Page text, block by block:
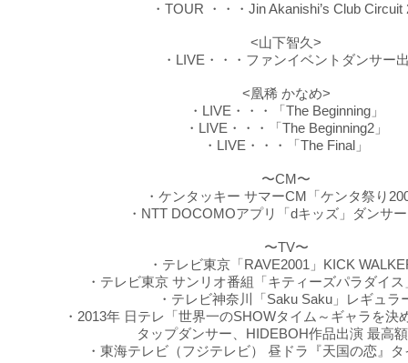
・TOUR ・・・Jin Akanishi’s Club Circuit
<山下智久>
・LIVE・・・ファンイベントダンサー
<凰稀 かなめ>
・LIVE・・・「The Beginning」
・LIVE・・・「The Beginning2」
・LIVE・・・「The Final」
〜CM〜
・ケンタッキー サマーCM「ケンタ祭り
・NTT DOCOMOアプリ「dキッズ」ダンサ
〜TV〜
・テレビ東京「RAVE2001」KICK
・テレビ東京 サンリオ番組「キティーズパラダイ
・テレビ神奈川「Saku Saku」レギュラ
・ 2013年 日テレ「世界一のSHOWタイム～ギャラを決
タップダンサー、HIDEBOH作品出演 最高
・東海テレビ（フジテレビ） 昼ドラ『天国の恋』